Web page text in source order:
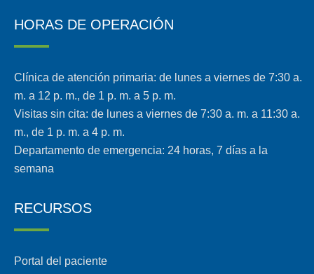
HORAS DE OPERACIÓN
Clínica de atención primaria: de lunes a viernes de 7:30 a.
m. a 12 p. m., de 1 p. m. a 5 p. m.
Visitas sin cita: de lunes a viernes de 7:30 a. m. a 11:30 a.
m., de 1 p. m. a 4 p. m.
Departamento de emergencia: 24 horas, 7 días a la
semana
RECURSOS
Portal del paciente